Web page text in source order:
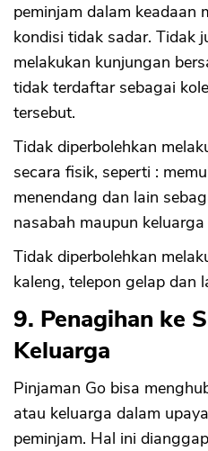
peminjam dalam keadaan
kondisi tidak sadar. Tidak
melakukan kunjungan
tidak terdaftar sebagai
tersebut.
Tidak diperbolehkan
secara fisik, seperti :
menendang dan lain
nasabah maupun
Tidak diperbolehkan
kaleng, telepon gelap dan
9. Penagihan ke
Keluarga
Pinjaman Go bisa
atau keluarga dalam
peminjam. Hal ini